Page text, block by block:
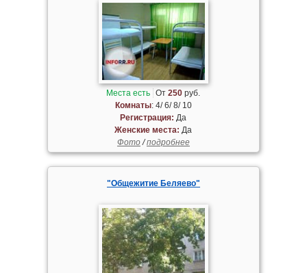
Места есть От250 руб.
Комнаты: 4/ 6/ 8/ 10
Регистрация: Да
Женские места: Да
Фото/подробнее
"Общежитие Беляево"